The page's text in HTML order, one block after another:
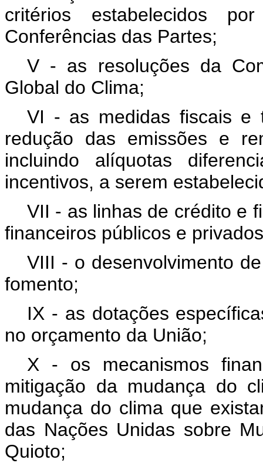
critérios estabelecidos
Conferências das Partes;
V - as resoluções da
Global do Clima;
VI - as medidas fiscais e
redução das emissões e
incluindo alíquotas
incentivos, a serem
VII - as linhas de crédito e
financeiros públicos e
VIII - o desenvolvimento
fomento;
IX - as dotações
no orçamento da União;
X - os mecanismos
mitigação da mudança do
mudança do clima que
das Nações Unidas sobre
Quioto;